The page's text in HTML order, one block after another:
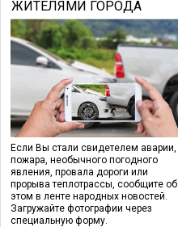
ЖИТЕЛЯМИ ГОРОДА
Если Вы стали свидетелем аварии,
пожара, необычного погодного
явления, провала дороги или
прорыва теплотрассы, сообщите об
этом в ленте народных новостей.
Загружайте фотографии через
специальную форму.